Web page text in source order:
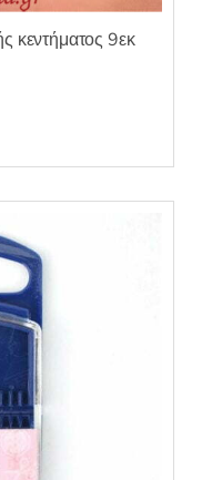
κεντήματος 9εκ